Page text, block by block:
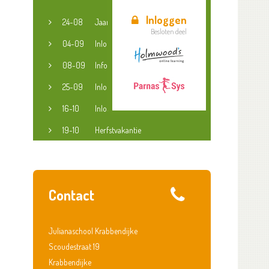
Inloggen
Besloten deel
24-08 Jaaropening
04-09 Inloopspreekuur jeugdconsulent
08-09 Informatieavond groep 3-8
25-09 Inloopspreekuur jeugdconsulent
16-10 Inloopspreekuur jeugdconsulent
19-10 Herfstvakantie
Contact
Julianaschool Krabbendijke
Scoudestraat 19
Krabbendijke